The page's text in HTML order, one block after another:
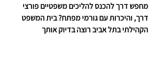
מחפש דרך להכנס להליכים משפטיים פורצי
דרך, והיכרות עם גורמי מפתח? בית המשפט
הקהילתי בתל אביב רוצה בדיוק אותך